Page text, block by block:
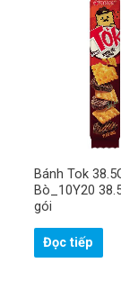
Bánh Tok
Bò_10Y20
gói
Đọc tiếp